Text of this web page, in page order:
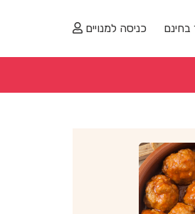
כניסה למנויים